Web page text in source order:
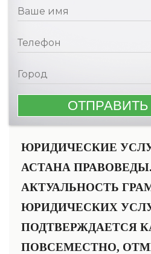
ЮРИДИЧЕСКИЕ
АСТАНА ПРАВОВЕДЫ.
АКТУАЛЬНОСТЬ
ЮРИДИЧЕСКИХ
ПОДТВЕРЖДАЕТСЯ
ПОВСЕМЕСТНО,